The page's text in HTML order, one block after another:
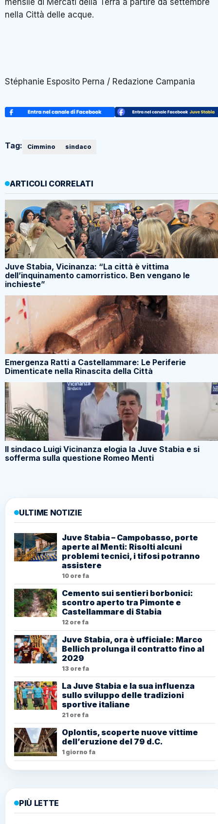
mensile di Mercati della Terra a partire da settembre
nella Città delle acque.
Stéphanie Esposito Perna / Redazione Campania
Tag: Cimmino sindaco
ARTICOLI CORRELATI
Juve Stabia, Vicinanza: “La città è vittima
dell’inquinamento camorristico. Ben vengano le
inchieste”
Emergenza Ratti a Castellammare: Le Periferie
Dimenticate nella Rinascita della Città
Il sindaco Luigi Vicinanza elogia la Juve Stabia e si
sofferma sulla questione Romeo Menti
ULTIME NOTIZIE
Juve Stabia – Campobasso, porte
aperte al Menti: Risolti alcuni
problemi tecnici, i tifosi potranno
assistere
10 ore fa
Cemento sui sentieri borbonici:
scontro aperto tra Pimonte e
Castellammare di Stabia
12 ore fa
Juve Stabia, ora è ufficiale: Marco
Bellich prolunga il contratto fino al
2029
13 ore fa
La Juve Stabia e la sua influenza
sullo sviluppo delle tradizioni
sportive italiane
21 ore fa
Oplontis, scoperte nuove vittime
dell’eruzione del 79 d.C.
1 giorno fa
PIÙ LETTE